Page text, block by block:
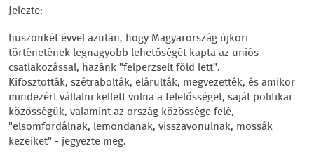
Jelezte:
huszonkét évvel azután, hogy Magyarország újkori
történetének legnagyobb lehetőségét kapta az uniós
csatlakozással, hazánk "felperzselt föld lett".
Kifosztották, szétrabolták, elárulták, megvezették, és amikor
mindezért vállalni kellett volna a felelősséget, saját politikai
közösségük, valamint az ország közössége felé,
"elsomfordálnak, lemondanak, visszavonulnak, mossák
kezeiket" - jegyezte meg.